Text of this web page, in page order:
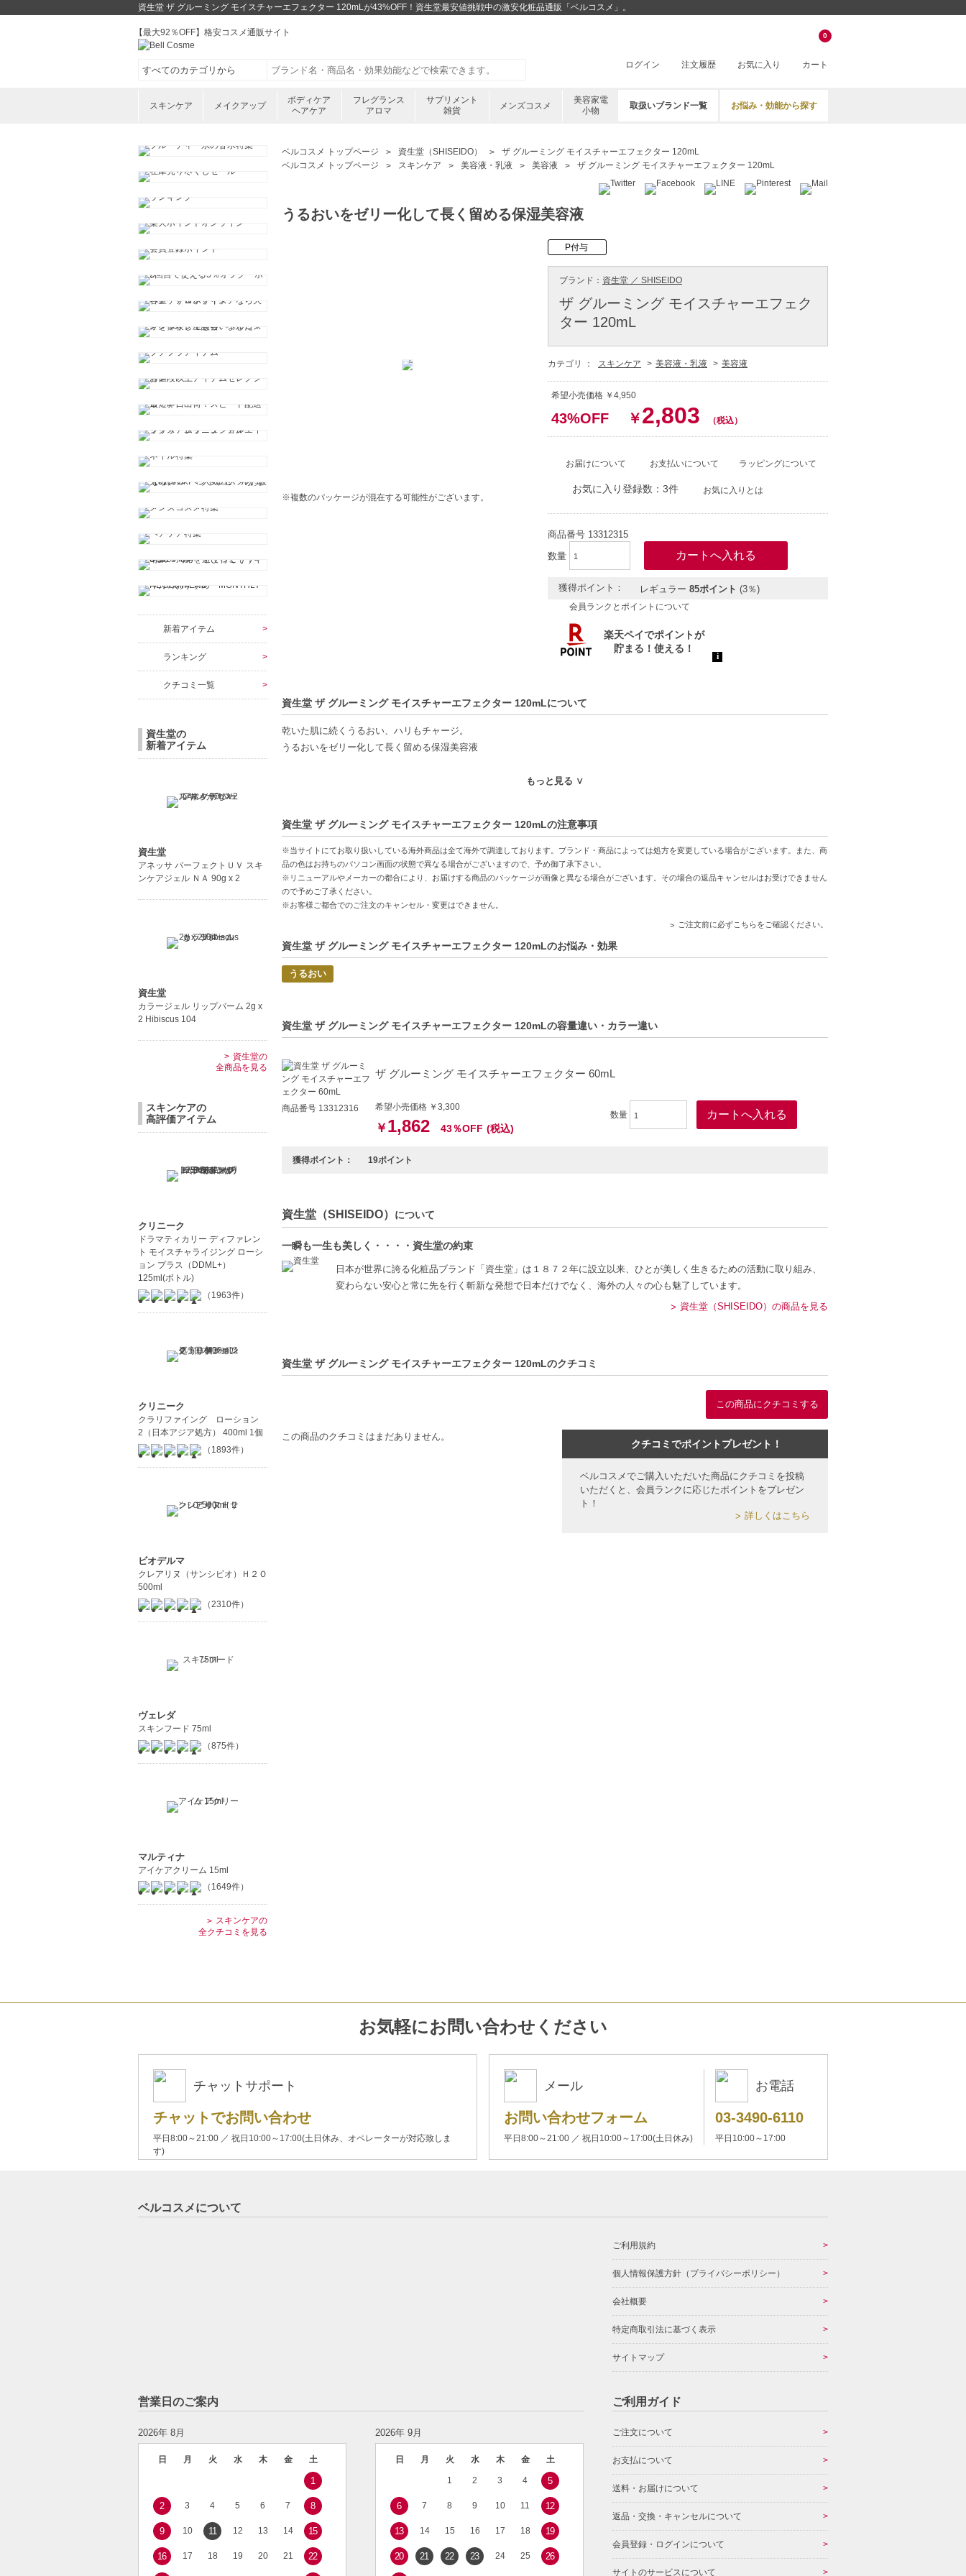
資生堂 ザ グルーミング モイスチャーエフェクター 120mLが43%OFF！資生堂最安値挑戦中の激安化粧品通販「ベルコスメ」。
【最大92％OFF】格安コスメ通販サイト
ログイン 注文履歴 お気に入り カート
0
スキンケア メイクアップ
ボディケア
ヘアケア
フレグランス
アロマ
サプリメント
雑貨
メンズコスメ
美容家電
小物
取扱いブランド一覧 お悩み・効能から探す
ベルコスメ トップページ 資生堂（SHISEIDO）
ザ グルーミング モイスチャーエフェクター 120mL
ベルコスメ トップページ
スキンケア 美容液・乳液 美容液 ザ グルーミング モイスチャーエフェクター 120mL
うるおいをゼリー化して長く留める保湿美容液
※複数のパッケージが混在する可能性がございます。
P付与
ブランド： 資生堂 ／ SHISEIDO
ザ グルーミング モイスチャーエフェク
ター 120mL
カテゴリ ： スキンケア 美容液・乳液 美容液
希望小売価格 ￥4,950
43%OFF ￥2,803 （税込）
お届けについて お支払いについて ラッピングについて
お気に入り登録数：3件 お気に入りとは
商品番号 13312315
数量
獲得ポイント： レギュラー 85ポイント (3％)
会員ランクとポイントについて
資生堂 ザ グルーミング モイスチャーエフェクター 120mLについて
乾いた肌に続くうるおい、ハリもチャージ。
うるおいをゼリー化して長く留める保湿美容液
使いやすいテクスチャー-軽やかなテクスチャーで肌なじみが良く、日常のスキンケアに取り入れやすい。
【こんな方へおすすめ】
乾燥肌に悩む方
ハリ不足を感じている方
うるおい持続を求める方
【JAN/UPC:4901872931613】
もっと見る ∨
資生堂 ザ グルーミング モイスチャーエフェクター 120mLの注意事項
※当サイトにてお取り扱いしている海外商品は全て海外で調達しております。ブランド・商品によっては処方を変更している場合がございます。また、商
品の色はお持ちのパソコン画面の状態で異なる場合がございますので、予め御了承下さい。
※リニューアルやメーカーの都合により、お届けする商品のパッケージが画像と異なる場合がございます。その場合の返品キャンセルはお受けできません
ので予めご了承ください。
※お客様ご都合でのご注文のキャンセル・変更はできません。
ご注文前に必ずこちらをご確認ください。
資生堂 ザ グルーミング モイスチャーエフェクター 120mLのお悩み・効果
うるおい
資生堂 ザ グルーミング モイスチャーエフェクター 120mLの容量違い・カラー違い
商品番号 13312316
ザ グルーミング モイスチャーエフェクター 60mL
希望小売価格 ￥3,300
￥ 1,862 43％OFF (税込)
数量
獲得ポイント： 19ポイント
資生堂（SHISEIDO） について
一瞬も一生も美しく・・・・資生堂の約束
日本が世界に誇る化粧品ブランド「資生堂」は１８７２年に設立以来、ひとが美しく生きるための活動に取り組み、
変わらない安心と常に先を行く斬新な発想で日本だけでなく、海外の人々の心も魅了しています。
資生堂（SHISEIDO）の商品を見る
資生堂 ザ グルーミング モイスチャーエフェクター 120mLのクチコミ
この商品にクチコミする
この商品のクチコミはまだありません。
クチコミでポイントプレゼント！
ベルコスメでご購入いただいた商品にクチコミを投稿
いただくと、会員ランクに応じたポイントをプレゼン
ト！
詳しくはこちら
新着アイテム
ランキング
クチコミ一覧
資生堂の
新着アイテム
資生堂
アネッサ パーフェクトＵＶ スキ
ンケアジェル ＮＡ 90g x 2
資生堂
カラージェル リップバーム 2g x
2 Hibiscus 104
資生堂の
全商品を見る
スキンケアの
高評価アイテム
クリニーク
ドラマティカリー ディファレン
ト モイスチャライジング ローシ
ョン プラス（DDML+）
125ml(ボトル)
（1963件）
クリニーク
クラリファイング ローション
2（日本アジア処方） 400ml 1個
（1893件）
ビオデルマ
クレアリヌ（サンシビオ）Ｈ２Ｏ
500ml
（2310件）
ヴェレダ
スキンフード 75ml
（875件）
マルティナ
アイケアクリーム 15ml
（1649件）
スキンケアの
全クチコミを見る
お気軽にお問い合わせください
チャットサポート
チャットでお問い合わせ
平日8:00～21:00 ／ 祝日10:00～17:00(土日休み、オペレーターが対応致しま
す)
メール
お問い合わせフォーム
平日8:00～21:00 ／ 祝日10:00～17:00(土日休み)
お電話
03-3490-6110
平日10:00～17:00
ベルコスメについて
ご利用規約
個人情報保護方針（プライバシーポリシー）
会社概要
特定商取引法に基づく表示
サイトマップ
営業日のご案内
2026年 8月
日 月 火 水 木 金 土
1
2 3 4 5 6 7 8
9 10 11 12 13 14 15
16 17 18 19 20 21 22
2026年 9月
日 月 火 水 木 金 土
1 2 3 4 5
6 7 8 9 10 11 12
13 14 15 16 17 18 19
20 21 22 23 24 25 26
ご利用ガイド
ご注文について
お支払について
送料・お届けについて
返品・交換・キャンセルについて
会員登録・ログインについて
サイトのサービスについて